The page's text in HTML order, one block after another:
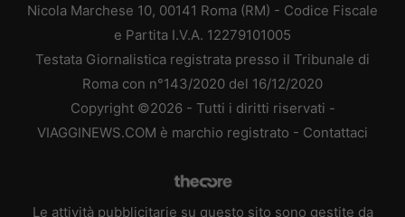
Nicola Marchese 10, 00141 Roma (RM) - Codice Fiscale
e Partita I.V.A. 12279101005
Testata Giornalistica registrata presso il Tribunale di
Roma con n°143/2020 del 16/12/2020
Copyright ©2026 - Tutti i diritti riservati -
VIAGGINEWS.COM è marchio registrato - Contattaci
Le attività pubblicitarie su questo sito sono gestite da